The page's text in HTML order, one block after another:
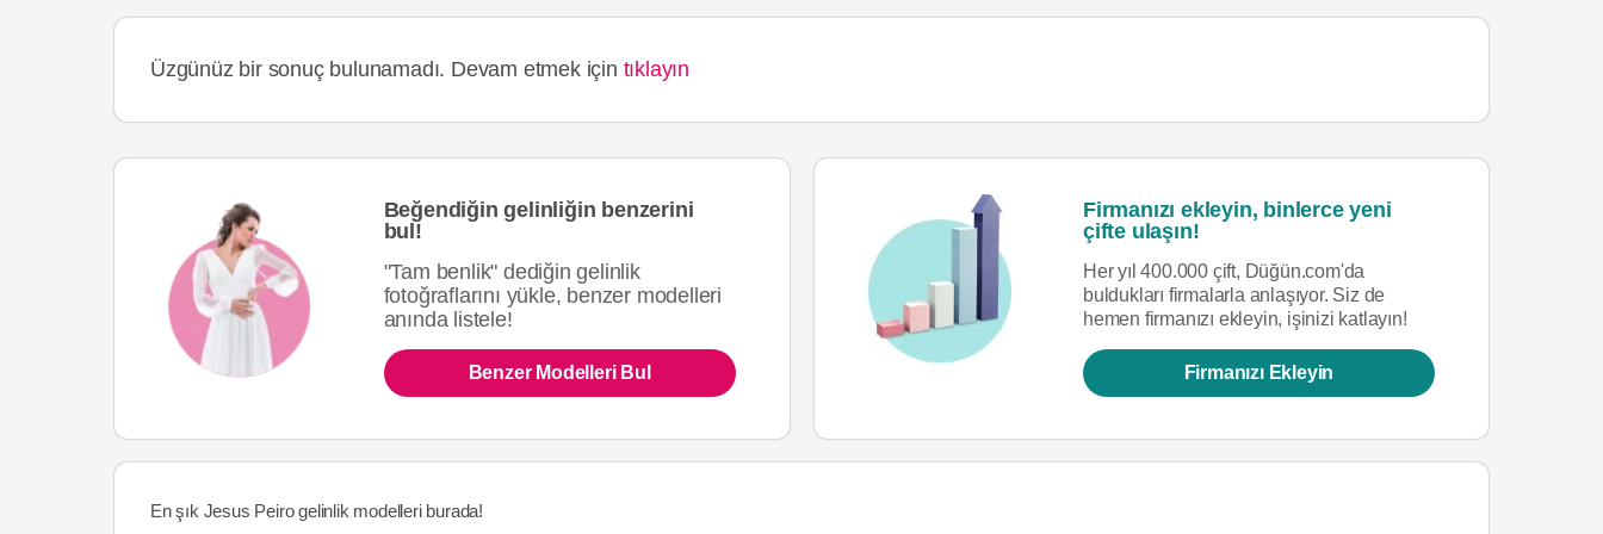
Üzgünüz bir sonuç bulunamadı. Devam etmek için tıklayın
Beğendiğin gelinliğin benzerini
bul!
"Tam benlik" dediğin gelinlik
fotoğraflarını yükle, benzer modelleri
anında listele!
Benzer Modelleri Bul
Firmanızı ekleyin, binlerce yeni
çifte ulaşın!
Her yıl 400.000 çift, Düğün.com'da
buldukları firmalarla anlaşıyor. Siz de
hemen firmanızı ekleyin, işinizi katlayın!
Firmanızı Ekleyin
En şık Jesus Peiro gelinlik modelleri burada!